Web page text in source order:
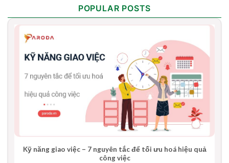
POPULAR POSTS
Kỹ năng giao việc – 7 nguyên tắc để tối ưu hoá hiệu quả
công việc